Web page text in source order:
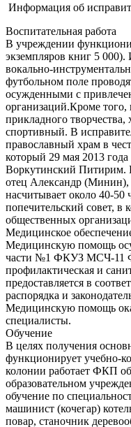
Информация об
Воспитательная работа
В учреждении
экземпляров книг 5
вокально-
футбольном поле
осужденными с
организаций.Кроме
прикладного творчества,
спортивный. В
православный храм в
который 29 мая 2013
Воркутинский Питирим.
отец Александр (Минин),
насчитывает около 40-
попечительский совет, в
общественных
Медицинское
Медицинскую помощь
части №1 ФКУЗ МСЧ-11
профилактическая и
предоставляется в
распорядка и
Медицинскую помощь
специалисты.
Обучение
В целях получения
функционирует учебно-
колонии работает ФКП
образовательном
обучение по
машинист (кочегар)
повар, станочник